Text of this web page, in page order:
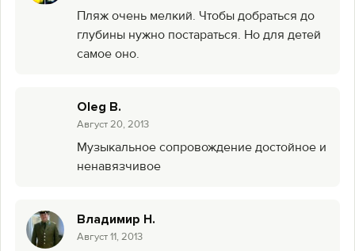
Пляж очень мелкий. Чтобы добраться до
глубины нужно постараться. Но для детей
самое оно.
Oleg B.
Август 20, 2013
Музыкальное сопровождение достойное и
ненавязчивое
Владимир Н.
Август 11, 2013